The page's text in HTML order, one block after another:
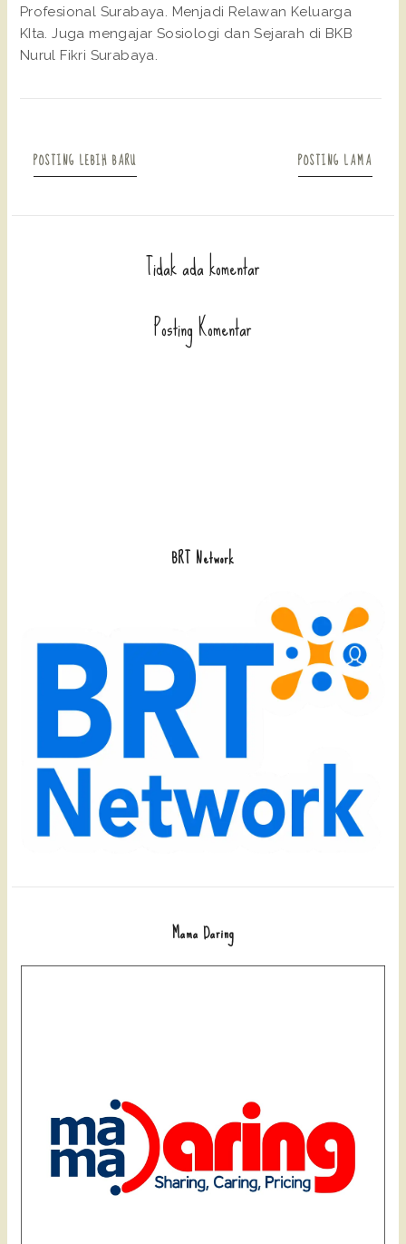
Profesional Surabaya. Menjadi Relawan Keluarga
KIta. Juga mengajar Sosiologi dan Sejarah di BKB
Nurul Fikri Surabaya.
POSTING LEBIH BARU POSTING LAMA
Tidak ada komentar
Posting Komentar
BRT Network
Mama Daring